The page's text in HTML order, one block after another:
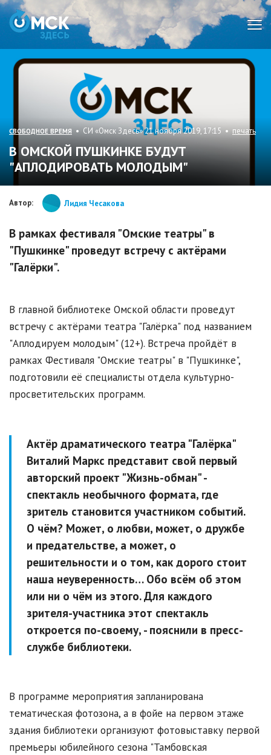
СВОБОДНОЕ ВРЕМЯ • СИ «Омск Здесь» 21 ноября 2019, 17:15 • печать
В ОМСКОЙ ПУШКИНКЕ БУДУТ
"АПЛОДИРОВАТЬ МОЛОДЫМ"
Автор: Лидия Чесакова
В рамках фестиваля "Омские театры" в
"Пушкинке" проведут встречу с актёрами
"Галёрки".
В главной библиотеке Омской области проведут
встречу с актёрами театра "Галёрка" под названием
"Аплодируем молодым" (12+). Встреча пройдёт в
рамках Фестиваля "Омские театры" в "Пушкинке",
подготовили её специалисты отдела культурно-
просветительских программ.
Актёр драматического театра "Галёрка"
Виталий Маркс представит свой первый
авторский проект "Жизнь-обман" -
спектакль необычного формата, где
зритель становится участником событий.
О чём? Может, о любви, может, о дружбе
и предательстве, а может, о
решительности и о том, как дорого стоит
наша неуверенность… Обо всём об этом
или ни о чём из этого. Для каждого
зрителя-участника этот спектакль
откроется по-своему, - пояснили в пресс-
службе библиотеки.
В программе мероприятия запланирована
тематическая фотозона, а в фойе на первом этаже
здания библиотеки организуют фотовыставку первой
премьеры юбилейного сезона "Тамбовская